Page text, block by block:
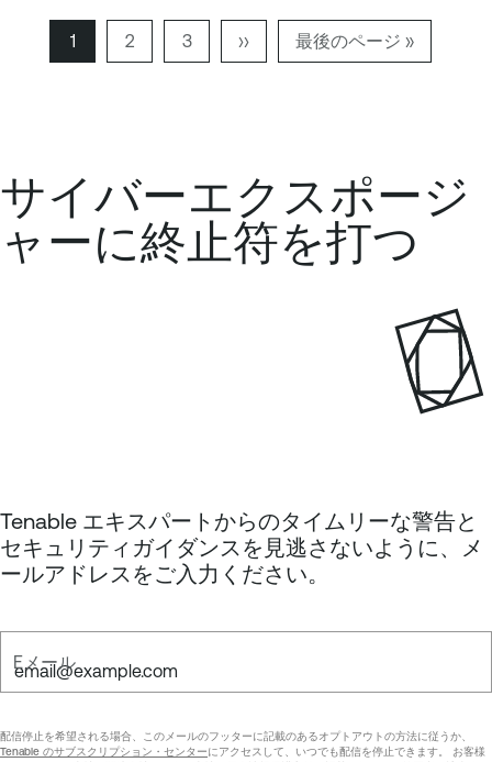
ペ
ー
1
ペ
ー
2
ペ
ー
3
N
e
g
e
››
最
後
ジ
最後のページ »
サイバーエクスポージ
ャーに終止符を打つ
Tenable エキスパートからのタイムリーな警告と
セキュリティガイダンスを見逃さないように、メ
ールアドレスをご入力ください。
Eメール
配信停止を希望される場合、このメールのフッターに記載のあるオプトアウトの方法に従うか、
Tenable のサブスクリプション・センターにアクセスして、いつでも配信を停止できます。 お客様